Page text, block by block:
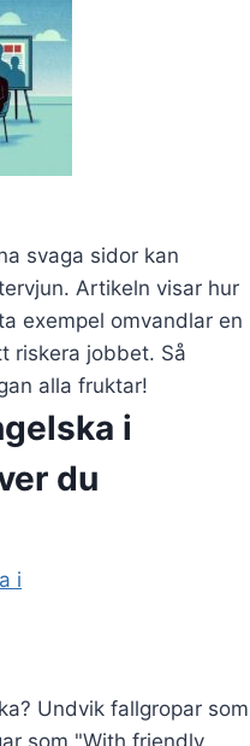
svaga sidor kan
Artikeln visar hur
exempel omvandlar en
riskera jobbet. Så
alla fruktar!
i
du
Undvik fallgropar som
som "With friendly